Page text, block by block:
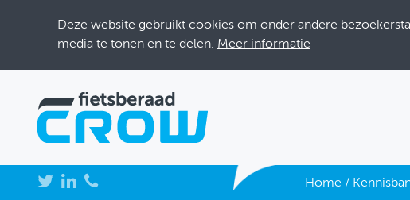
Deze website gebruikt cookies om onder andere
media te tonen en te delen. Meer informatie
NIEUWS Home /